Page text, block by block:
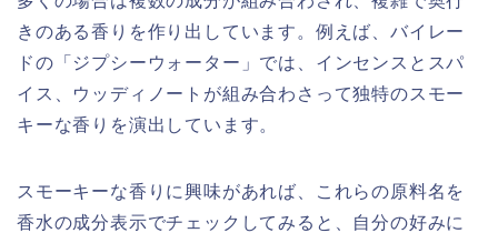
きのある香りを作り出しています。例えば、バイレー
ドの「ジプシーウォーター」では、インセンスとスパ
イス、ウッディノートが組み合わさって独特のスモー
キーな香りを演出しています。
スモーキーな香りに興味があれば、これらの原料名を
香水の成分表示でチェックしてみると、自分の好みに